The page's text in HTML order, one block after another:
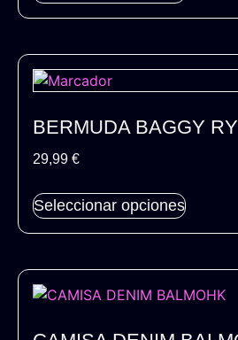
BERMUDA BAGGY
29,99 €
Seleccionar opciones